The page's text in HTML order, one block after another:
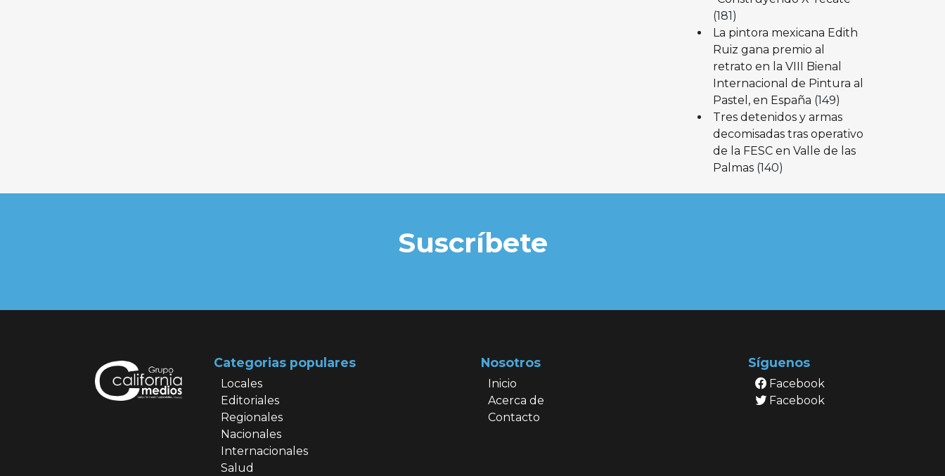
(181)
La pintora mexicana Edith
Ruiz gana premio al
retrato en la VIII Bienal
Internacional de Pintura al
Pastel, en España (149)
Tres detenidos y armas
decomisadas tras operativo
de la FESC en Valle de las
Palmas (140)
Suscríbete
Categorias populares
Locales
Editoriales
Regionales
Nacionales
Internacionales
Salud
Nosotros
Inicio
Acerca de
Contacto
Síguenos
Facebook
Facebook